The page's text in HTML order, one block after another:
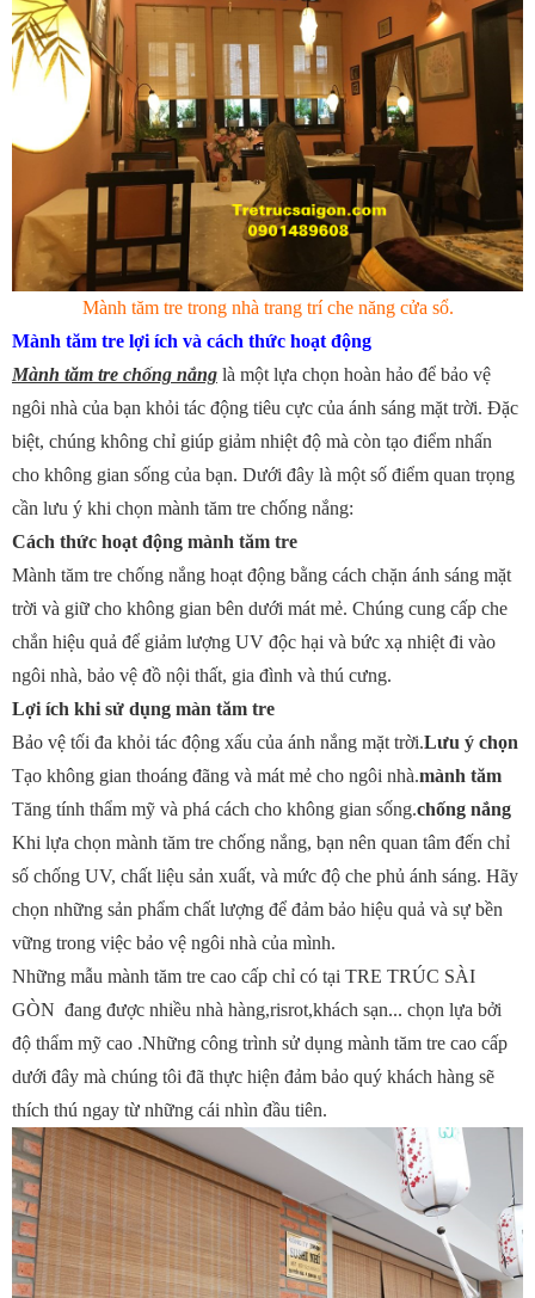
Mành tăm tre trong nhà trang trí che năng cửa sổ.
Mành tăm tre lợi ích và cách thức hoạt động
Mành tăm tre chống nắng là một lựa chọn hoàn hảo để bảo vệ
ngôi nhà của bạn khỏi tác động tiêu cực của ánh sáng mặt trời. Đặc
biệt, chúng không chỉ giúp giảm nhiệt độ mà còn tạo điểm nhấn
cho không gian sống của bạn. Dưới đây là một số điểm quan trọng
cần lưu ý khi chọn mành tăm tre chống nắng:
Cách thức hoạt động mành tăm tre
Mành tăm tre chống nắng hoạt động bằng cách chặn ánh sáng mặt
trời và giữ cho không gian bên dưới mát mẻ. Chúng cung cấp che
chắn hiệu quả để giảm lượng UV độc hại và bức xạ nhiệt đi vào
ngôi nhà, bảo vệ đồ nội thất, gia đình và thú cưng.
Lợi ích khi sử dụng màn tăm tre
Bảo vệ tối đa khỏi tác động xấu của ánh nắng mặt trời.
Tạo không gian thoáng đãng và mát mẻ cho ngôi nhà.
Tăng tính thẩm mỹ và phá cách cho không gian sống.
Lưu ý chọn
mành tăm
chống nắng
Khi lựa chọn mành tăm tre chống nắng, bạn nên quan tâm đến chỉ
số chống UV, chất liệu sản xuất, và mức độ che phủ ánh sáng. Hãy
chọn những sản phẩm chất lượng để đảm bảo hiệu quả và sự bền
vững trong việc bảo vệ ngôi nhà của mình.
Những mẫu mành tăm tre cao cấp chỉ có tại TRE TRÚC SÀI
GÒN đang được nhiều nhà hàng,risrot,khách sạn... chọn lựa bởi
độ thẩm mỹ cao .Những công trình sử dụng mành tăm tre cao cấp
dưới đây mà chúng tôi đã thực hiện đảm bảo quý khách hàng sẽ
thích thú ngay từ những cái nhìn đầu tiên.